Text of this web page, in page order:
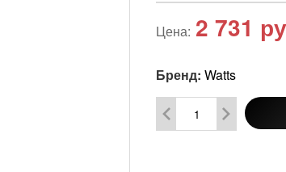
Цена: 2 731
Бренд: Watts